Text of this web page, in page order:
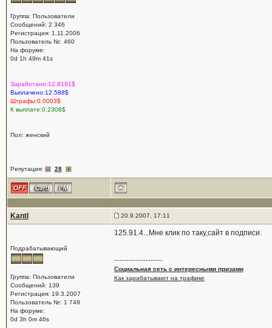
Группа: Пользователи
Сообщений: 2 346
Регистрация: 1.11.2006
Пользователь №: 460
На форуме:
0d 1h 49m 41s
Заработано:12.8191$
Выплачено:12.588$
Штрафы:0.0003$
К выплате:0.2308$
Пол: женский
Репутация: 28
Kantl 20.9.2007, 17:11
Подрабатывающий
Группа: Пользователи
Сообщений: 139
Регистрация: 19.3.2007
Пользователь №: 1 749
На форуме:
0d 3h 0m 46s
125.91.4...Мне клик по таку,сайт в подписи.
--------------------
Социальная сеть с интересными призами
Как зарабатывают на трафике